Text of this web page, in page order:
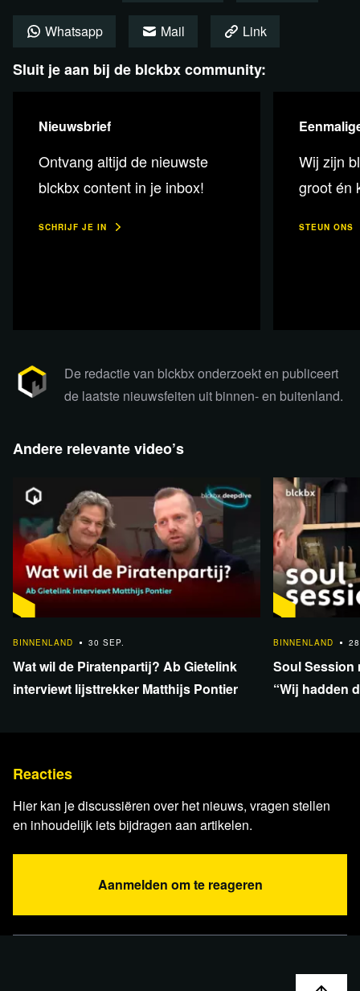
Whatsapp Mail Link
Sluit je aan bij de blckbx community:
Nieuwsbrief
Ontvang altijd de nieuwste
blckbx content in je inbox!
SCHRIJF JE IN
Wij zijn
groot én
STEUN ONS
De redactie van blckbx onderzoekt en publiceert
de laatste nieuwsfeiten uit binnen- en buitenland.
Andere relevante video’s
BINNENLAND
30 SEP.
Wat wil de Piratenpartij? Ab Gietelink
interviewt lijsttrekker Matthijs Pontier
BINNENLAND
Soul Session
“Wij hadden
Reacties
Hier kan je discussiëren over het nieuws, vragen stellen
en inhoudelijk iets bijdragen aan artikelen.
Aanmelden om te reageren